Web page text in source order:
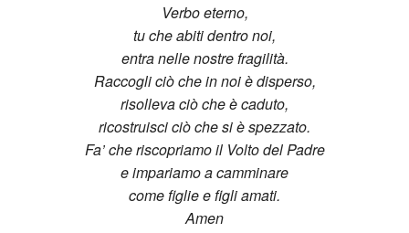
Verbo eterno,
tu che abiti dentro noi,
entra nelle nostre fragilità.
Raccogli ciò che in noi è disperso,
risolleva ciò che è caduto,
ricostruisci ciò che si è spezzato.
Fa’ che riscopriamo il Volto del Padre
e impariamo a camminare
come figlie e figli amati.
Amen